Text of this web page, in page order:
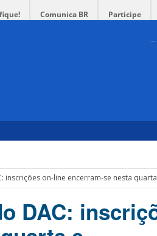
Comunica BR Participe
inscrições on-line encerram-se nesta
DAC: